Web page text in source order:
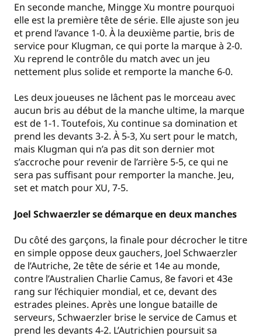
En seconde manche, Mingge Xu montre pourquoi
elle est la première tête de série. Elle ajuste son jeu
et prend l’avance 1-0. À la deuxième partie, bris de
service pour Klugman, ce qui porte la marque à 2-0.
Xu reprend le contrôle du match avec un jeu
nettement plus solide et remporte la manche 6-0.
Les deux joueuses ne lâchent pas le morceau avec
aucun bris au début de la manche ultime, la marque
est de 1-1. Toutefois, Xu continue sa domination et
prend les devants 3-2. À 5-3, Xu sert pour le match,
mais Klugman qui n’a pas dit son dernier mot
s’accroche pour revenir de l’arrière 5-5, ce qui ne
sera pas suffisant pour remporter la manche. Jeu,
set et match pour XU, 7-5.
Joel Schwaerzler se démarque en deux manches
Du côté des garçons, la finale pour décrocher le titre
en simple oppose deux gauchers, Joel Schwaerzler
de l’Autriche, 2e tête de série et 14e au monde,
contre l’Australien Charlie Camus, 8e favori et 43e
rang sur l’échiquier mondial, et ce, devant des
estrades pleines. Après une longue bataille de
serveurs, Schwaerzler brise le service de Camus et
prend les devants 4-2. L’Autrichien poursuit sa